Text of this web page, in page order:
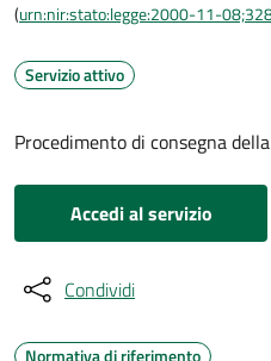
(urn:nir:stato:legge:2000-11-
Servizio attivo
Procedimento di consegna
Accedi al servizio
Condividi
Normativa di riferimento